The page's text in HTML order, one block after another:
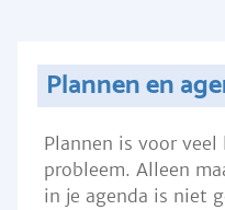
Plannen en
Plannen is voor
probleem. Alleen
in je agenda is niet